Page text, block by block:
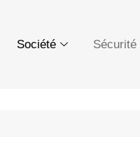
Société Sécurité